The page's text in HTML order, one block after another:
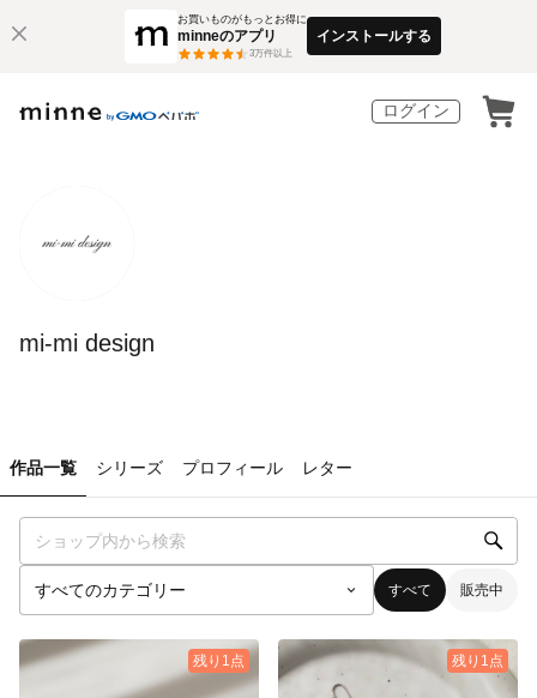
お買いものがもっとお得に
minneのアプリ
3万件以上
インストールする
ログイン
mi-mi design
作品一覧 シリーズ プロフィール レター
すべて 販売中
残り1点 残り1点